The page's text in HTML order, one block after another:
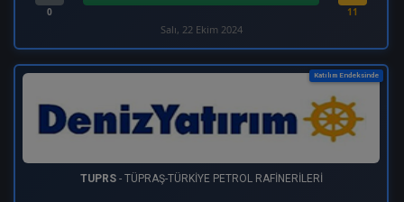
0 11
Salı, 22 Ekim 2024
Katılım Endeksinde
TUPRS- TÜPRAŞ-TÜRKİYE PETROL RAFİNERİLERİ